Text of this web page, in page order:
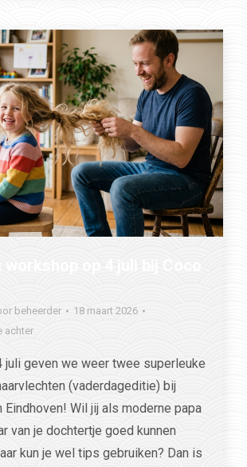
beheerder
18 maart 2026
achter
juli geven we weer twee superleuke
(vaderdageditie) bij
Eindhoven! Wil jij als moderne papa
van je dochtertje goed kunnen
kun je wel tips gebruiken? Dan is